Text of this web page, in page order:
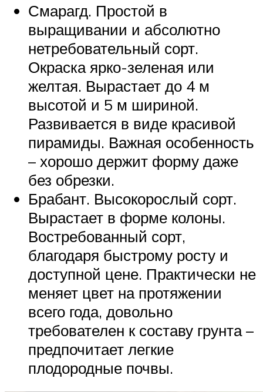
Смарагд. Простой в
выращивании и абсолютно
нетребовательный сорт.
Окраска ярко-зеленая или
желтая. Вырастает до 4 м
высотой и 5 м шириной.
Развивается в виде красивой
пирамиды. Важная особенность
– хорошо держит форму даже
без обрезки.
Брабант. Высокорослый сорт.
Вырастает в форме колоны.
Востребованный сорт,
благодаря быстрому росту и
доступной цене. Практически не
меняет цвет на протяжении
всего года, довольно
требователен к составу грунта –
предпочитает легкие
плодородные почвы.